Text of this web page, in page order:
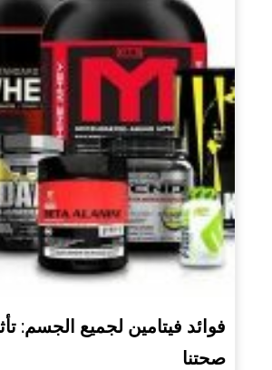
فوائد فيتامين لجميع الجسم:
صحتنا